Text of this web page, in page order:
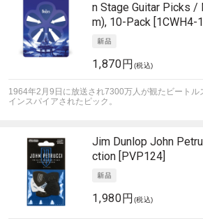
n Stage Guitar Picks /
m), 10-Pack [1CWH4-
1,870円 (税込)
1964年2月9日に放送され7300万人が観たビートル
インスパイアされたピック。
Jim Dunlop John
ction [PVP124]
1,980円 (税込)